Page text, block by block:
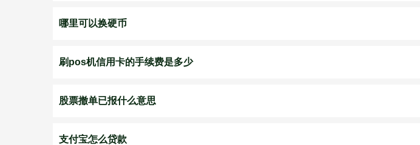
哪里可以换硬币
刷pos机信用卡的手续费是多少
股票撤单已报什么意思
支付宝怎么贷款